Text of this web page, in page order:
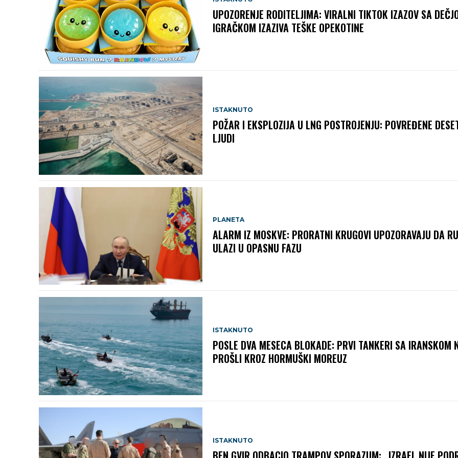
UPOZORENJE RODITELJIMA: VIRALNI TIKTOK IZAZOV SA
IGRAČKOM IZAZIVA TEŠKE OPEKOTINE
ISTAKNUTO
POŽAR I EKSPLOZIJA U LNG POSTROJENJU: POVREĐENE
LJUDI
PLANETA
ALARM IZ MOSKVE: PRORATNI KRUGOVI UPOZORAVAJU DA
ULAZI U OPASNU FAZU
ISTAKNUTO
POSLE DVA MESECA BLOKADE: PRVI TANKERI SA IRANSKOM
PROŠLI KROZ HORMUŠKI MOREUZ
ISTAKNUTO